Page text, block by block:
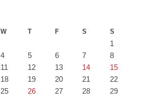
W T F S S
1
4 5 6 7
8
11 12 13 14
15
18 19 20 21
22
25 26 27 28
29